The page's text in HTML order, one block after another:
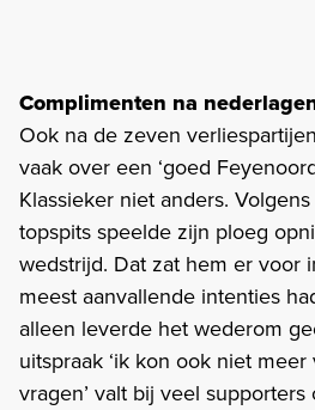
Complimenten na
Ook na de zeven
vaak over een ‘goed
Klassieker niet anders.
topspits speelde zijn ploeg
wedstrijd. Dat zat hem er voor
meest aanvallende intenties
alleen leverde het wederom
uitspraak ‘ik kon ook niet
vragen’ valt bij veel supporters